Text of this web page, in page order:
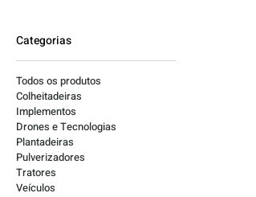
Categorias
Todos os produtos
Colheitadeiras
Implementos
Drones e Tecnologias
Plantadeiras
Pulverizadores
Tratores
Veículos